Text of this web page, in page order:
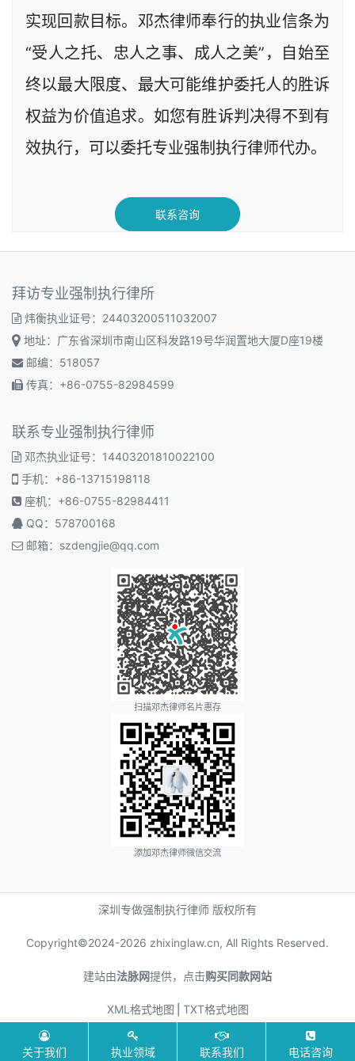
实现回款目标。邓杰律师奉行的执业信条为
“受人之托、忠人之事、成人之美”，自始至
终以最大限度、最大可能维护委托人的胜诉
权益为价值追求。如您有胜诉判决得不到有
效执行，可以委托专业强制执行律师代办。
联系咨询
拜访专业强制执行律所
炜衡执业证号：24403200511032007
地址：广东省深圳市南山区科发路19号华润置地大厦D座19楼
邮编：518057
传真：+86-0755-82984599
联系专业强制执行律师
邓杰执业证号：14403201810022100
手机：+86-13715198118
座机：+86-0755-82984411
QQ：578700168
邮箱： szdengjie@qq.com
扫描邓杰律师名片惠存
添加邓杰律师微信交流
深圳专做强制执行律师 版权所有
Copyright©2024-2026 zhixinglaw.cn, All Rights Reserved.
建站由法脉网提供，点击购买同款网站
XML格式地图 TXT格式地图
关于我们 执业领域 联系我们 电话咨询